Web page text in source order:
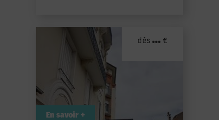
dès ... €
En savoir +